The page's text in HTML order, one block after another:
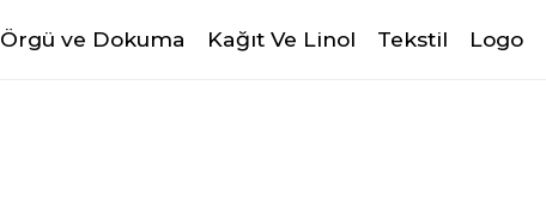
Örgü ve Dokuma Kağıt Ve Linol Tekstil Logo